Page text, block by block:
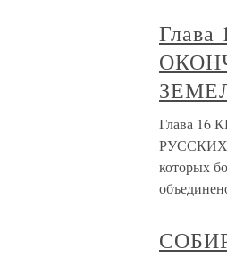
Глава
РУССКИХ
которых